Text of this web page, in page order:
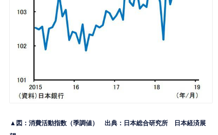
▲図：消費活動指数（季調値） 出典：日本総合研究所
日本経済展